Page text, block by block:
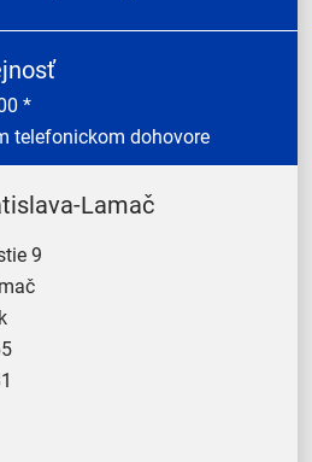
*
telefonickom dohovore
Lamač
9